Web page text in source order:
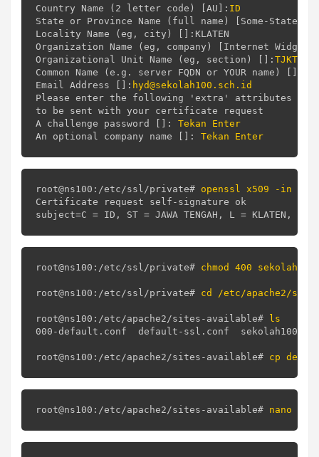
Country Name (2 letter code) [AU]: ID
State or Province Name (full name) [Some-State]:
Locality Name (eg, city) []:KLATEN
Organization Name (eg, company) [Internet
Organizational Unit Name (eg, section) []: TJKT
Common Name (e.g. server FQDN or YOUR name) []:
Email Address []: hyd@sekolah100.sch.id
Please enter the following 'extra' attributes
to be sent with your certificate request
A challenge password []: Tekan Enter
An optional company name []:
root@ns100:/etc/ssl/private# openssl x509 -in
Certificate request self-signature ok
root@ns100:/etc/ssl/private# chmod 400
root@ns100:/etc/ssl/private# cd /etc/apache2/
root@ns100:/etc/apache2/sites-available#
ls
000-default.conf  default-ssl.conf
root@ns100:/etc/apache2/sites-available#
root@ns100:/etc/apache2/sites-available#